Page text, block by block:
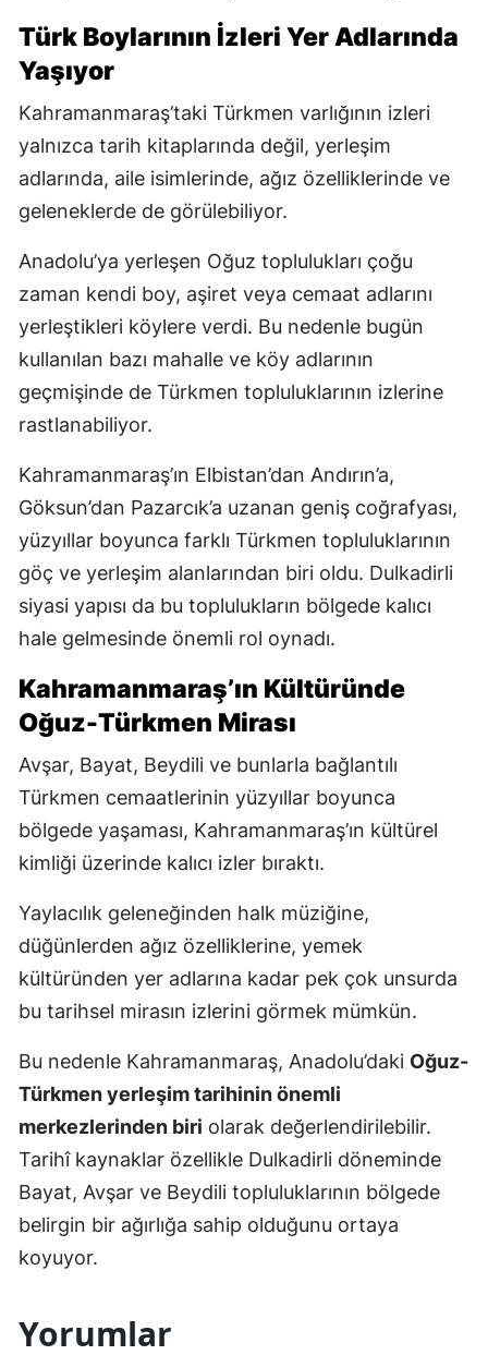
Türk Boylarının İzleri Yer Adlarında
Yaşıyor
Kahramanmaraş’taki Türkmen varlığının izleri
yalnızca tarih kitaplarında değil, yerleşim
adlarında, aile isimlerinde, ağız özelliklerinde ve
geleneklerde de görülebiliyor.
Anadolu’ya yerleşen Oğuz toplulukları çoğu
zaman kendi boy, aşiret veya cemaat adlarını
yerleştikleri köylere verdi. Bu nedenle bugün
kullanılan bazı mahalle ve köy adlarının
geçmişinde de Türkmen topluluklarının izlerine
rastlanabiliyor.
Kahramanmaraş’ın Elbistan’dan Andırın’a,
Göksun’dan Pazarcık’a uzanan geniş coğrafyası,
yüzyıllar boyunca farklı Türkmen topluluklarının
göç ve yerleşim alanlarından biri oldu. Dulkadirli
siyasi yapısı da bu toplulukların bölgede kalıcı
hale gelmesinde önemli rol oynadı.
Kahramanmaraş’ın Kültüründe
Oğuz-Türkmen Mirası
Avşar, Bayat, Beydili ve bunlarla bağlantılı
Türkmen cemaatlerinin yüzyıllar boyunca
bölgede yaşaması, Kahramanmaraş’ın kültürel
kimliği üzerinde kalıcı izler bıraktı.
Yaylacılık geleneğinden halk müziğine,
düğünlerden ağız özelliklerine, yemek
kültüründen yer adlarına kadar pek çok unsurda
bu tarihsel mirasın izlerini görmek mümkün.
Bu nedenle Kahramanmaraş, Anadolu’daki Oğuz-
Türkmen yerleşim tarihinin önemli
merkezlerinden biri olarak değerlendirilebilir.
Tarihî kaynaklar özellikle Dulkadirli döneminde
Bayat, Avşar ve Beydili topluluklarının bölgede
belirgin bir ağırlığa sahip olduğunu ortaya
koyuyor.
Yorumlar